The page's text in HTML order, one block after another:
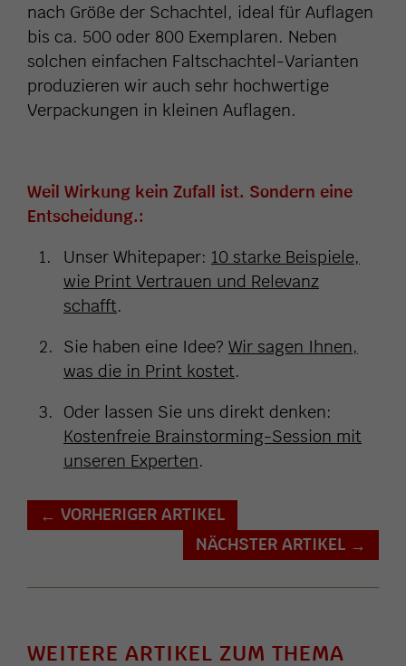
nach Größe der Schachtel, ideal für Auflagen
bis ca. 500 oder 800 Exemplaren. Neben
solchen einfachen Faltschachtel-Varianten
produzieren wir auch sehr hochwertige
Verpackungen in kleinen Auflagen.
Weil Wirkung kein Zufall ist. Sondern eine
Entscheidung.:
Unser Whitepaper: 10 starke Beispiele,
wie Print Vertrauen und Relevanz
schafft.
Sie haben eine Idee? Wir sagen Ihnen,
was die in Print kostet.
Oder lassen Sie uns direkt denken:
Kostenfreie Brainstorming-Session mit
unseren Experten.
← VORHERIGER ARTIKEL
NÄCHSTER ARTIKEL →
WEITERE ARTIKEL ZUM THEMA